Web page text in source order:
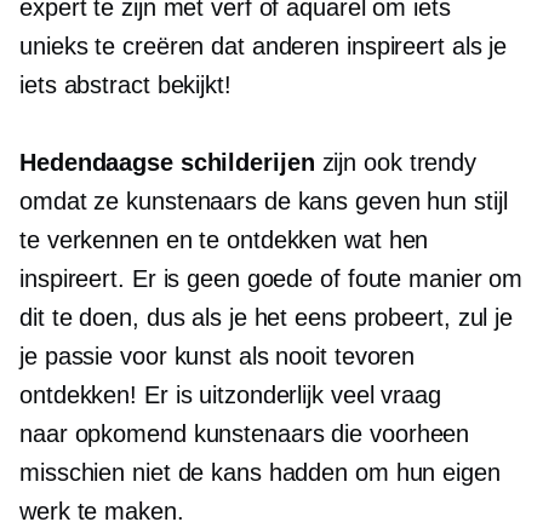
expert te zijn met verf of aquarel om iets
unieks te creëren dat anderen inspireert als je
iets abstract bekijkt!
Hedendaagse schilderijen zijn ook trendy
omdat ze kunstenaars de kans geven hun stijl
te verkennen en te ontdekken wat hen
inspireert. Er is geen goede of foute manier om
dit te doen, dus als je het eens probeert, zul je
je passie voor kunst als nooit tevoren
ontdekken! Er is uitzonderlijk veel vraag
naar opkomend kunstenaars die voorheen
misschien niet de kans hadden om hun eigen
werk te maken.